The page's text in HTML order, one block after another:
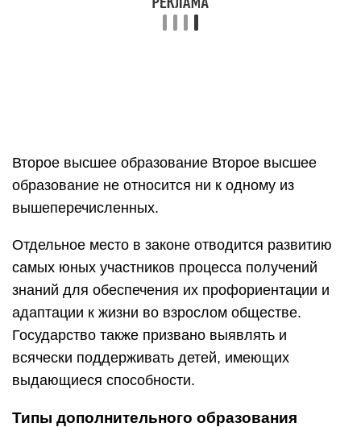
Второе высшее образование Второе высшее
образование не относится ни к одному из
вышеперечисленных.
Отдельное место в законе отводится развитию
самых юных участников процесса получений
знаний для обеспечения их профориентации и
адаптации к жизни во взрослом обществе.
Государство также призвано выявлять и
всячески поддерживать детей, имеющих
выдающиеся способности.
Типы дополнительного образования